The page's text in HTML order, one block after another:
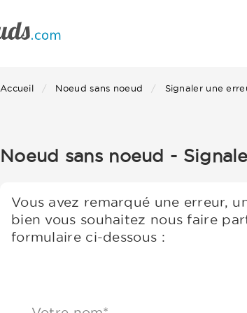
Accueil Noeud sans noeud Signaler une
Noeud sans noeud -
Vous avez remarqué une erreur,
bien vous souhaitez nous faire
formulaire ci-dessous :